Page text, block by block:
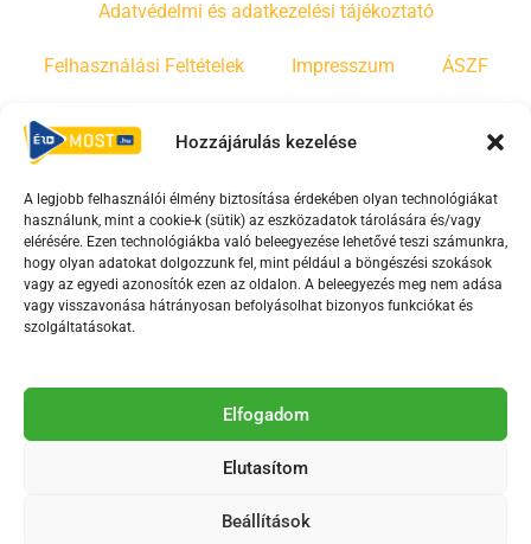
Hozzájárulás kezelése
A legjobb felhasználói élmény biztosítása érdekében olyan technológiákat
használunk, mint a cookie-k (sütik) az eszközadatok tárolására és/vagy
elérésére. Ezen technológiákba való beleegyezése lehetővé teszi számunkra,
hogy olyan adatokat dolgozzunk fel, mint például a böngészési szokások
vagy az egyedi azonosítók ezen az oldalon. A beleegyezés meg nem adása
vagy visszavonása hátrányosan befolyásolhat bizonyos funkciókat és
szolgáltatásokat.
Elfogadom
Elutasítom
Beállítások
Adatvédelmi és adatkezelési tájékoztató
Felhasználási Feltételek Impresszum ÁSZF
Irányelvek
F
a
c
e
b
o
-
Y
o
u
t
u
e
s
T
i
k
t
Az Érd Média médiaszolgáltatási tevékenységét a
Médiatanács a Magyar Média Mecenatúra program
2018-2026. © Minden jog fenntartva, Érd Megyei Jogú Város